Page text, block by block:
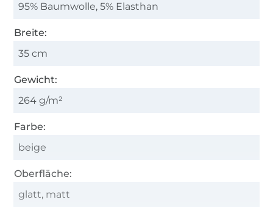
95% Baumwolle, 5% Elasthan
Breite:
35 cm
Gewicht:
264 g/m²
Farbe:
beige
Oberfläche:
glatt, matt